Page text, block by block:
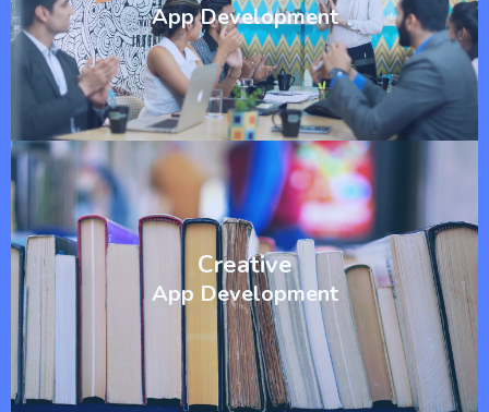
App Development
Creative
App Development